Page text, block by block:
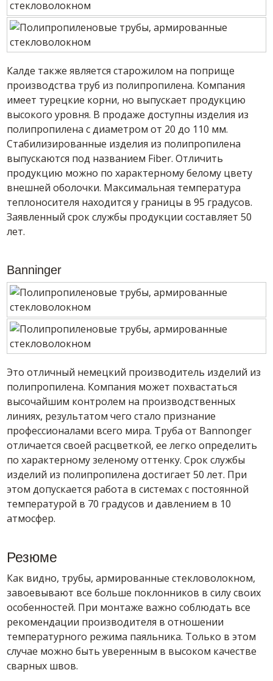
Калде также является старожилом на поприще
производства труб из полипропилена. Компания
имеет турецкие корни, но выпускает продукцию
высокого уровня. В продаже доступны изделия из
полипропилена с диаметром от 20 до 110 мм.
Стабилизированные изделия из полипропилена
выпускаются под названием Fiber. Отличить
продукцию можно по характерному белому цвету
внешней оболочки. Максимальная температура
теплоносителя находится у границы в 95 градусов.
Заявленный срок службы продукции составляет 50
лет.
Banninger
Это отличный немецкий производитель изделий из
полипропилена. Компания может похвастаться
высочайшим контролем на производственных
линиях, результатом чего стало признание
профессионалами всего мира. Труба от Bannonger
отличается своей расцветкой, ее легко определить
по характерному зеленому оттенку. Срок службы
изделий из полипропилена достигает 50 лет. При
этом допускается работа в системах с постоянной
температурой в 70 градусов и давлением в 10
атмосфер.
Резюме
Как видно, трубы, армированные стекловолокном,
завоевывают все больше поклонников в силу своих
особенностей. При монтаже важно соблюдать все
рекомендации производителя в отношении
температурного режима паяльника. Только в этом
случае можно быть уверенным в высоком качестве
сварных швов.